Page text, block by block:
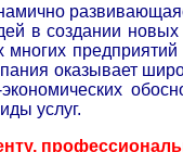
в создании
многих
оказывает
экономических
услуг.